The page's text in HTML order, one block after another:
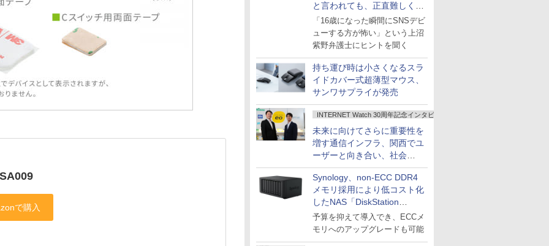
と言われても、正直難しくな
いですか？
「16歳になった瞬間にSNSデビ
ューする方が怖い」という上沼
紫野弁護士にヒントを聞く
持ち運び時は小さくなるスラ
イドカバー式超薄型マウス、
サンワサプライが発売
INTERNET Watch 30周年記念インタビュー
未来に向けてさらに重要性を
増す通信インフラ、関西でユ
ーザーと向き合い、社会
の“あたらしい”を起動し続け
る～オプテージ
Synology、non-ECC DDR4
メモリ採用により低コスト化
したNAS「DiskStation
neo+」シリーズ
予算を抑えて導入でき、ECCメ
モリへのアップグレードも可能